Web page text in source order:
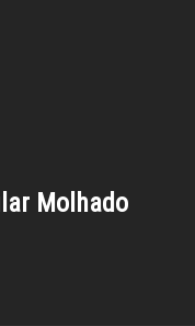
Molhado